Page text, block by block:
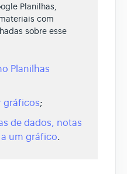
Planilhas,
com
sobre esse
Planilhas
gráficos;
de dados, notas
um gráfico.